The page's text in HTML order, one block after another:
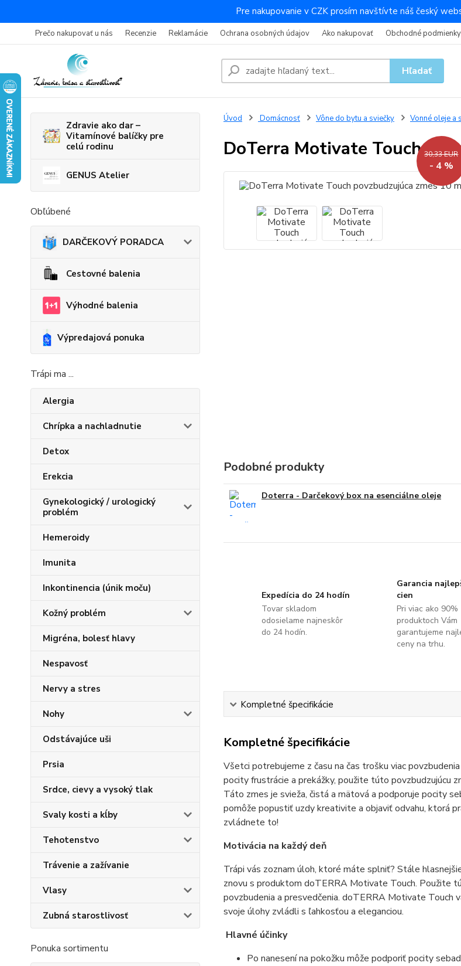
Pre nakupovanie v CZK prosím navštívte náš český
Prečo nakupovať u nás Recenzie Reklamácie Ochrana osobných údajov Ako nakupovať Obchodné podmienky
Hľadať
Zdravie ako dar –
Vitamínové balíčky pre
celú rodinu
GENUS Atelier
Obľúbené
DARČEKOVÝ PORADCA
Cestovné balenia
Výhodné balenia
Výpredajová ponuka
Trápi ma ...
Alergia
Chrípka a nachladnutie
Detox
Erekcia
Gynekologický / urologický
problém
Hemeroidy
Imunita
Inkontinencia (únik moču)
Kožný problém
Migréna, bolesť hlavy
Nespavosť
Nervy a stres
Nohy
Odstávajúce uši
Prsia
Srdce, cievy a vysoký tlak
Svaly kosti a kĺby
Tehotenstvo
Trávenie a zažívanie
Vlasy
Zubná starostlivosť
Ponuka sortimentu
Úvod Domácnosť Vône do bytu a sviečky Vonné oleje a
DoTerra Motivate Touch 30,33 EUR
- 4 %
Podobné produkty
Doterra - Darčekový box na esenciálne oleje
Expedícia do 24 hodín
Tovar skladom
odosielame najneskôr
do 24 hodín.
Garancia
cien
Pri viac ako 90%
produktoch Vám
garantujeme
ceny na trhu.
Kompletné špecifikácie
Kompletné špecifikácie
Všetci potrebujeme z času na čas trošku viac
pocity frustrácie a prekážky, použite túto povzbudzujúcu
Táto zmes je svieža, čistá a mätová a podporuje pocity
pomôže popustiť uzdy kreativite a objaviť odvahu, ktorá
zvládnete to!
Motivácia na každý deň
Trápi vás zoznam úloh, ktoré máte splniť? Stále
znovu s produktom doTERRA Motivate Touch. Použite
povzbudenia a presvedčenia. doTERRA Motivate
svoje úlohy zvládli s ľahkosťou a eleganciou.
Hlavné účinky
Po nanesení na pokožku môže podporiť pocity